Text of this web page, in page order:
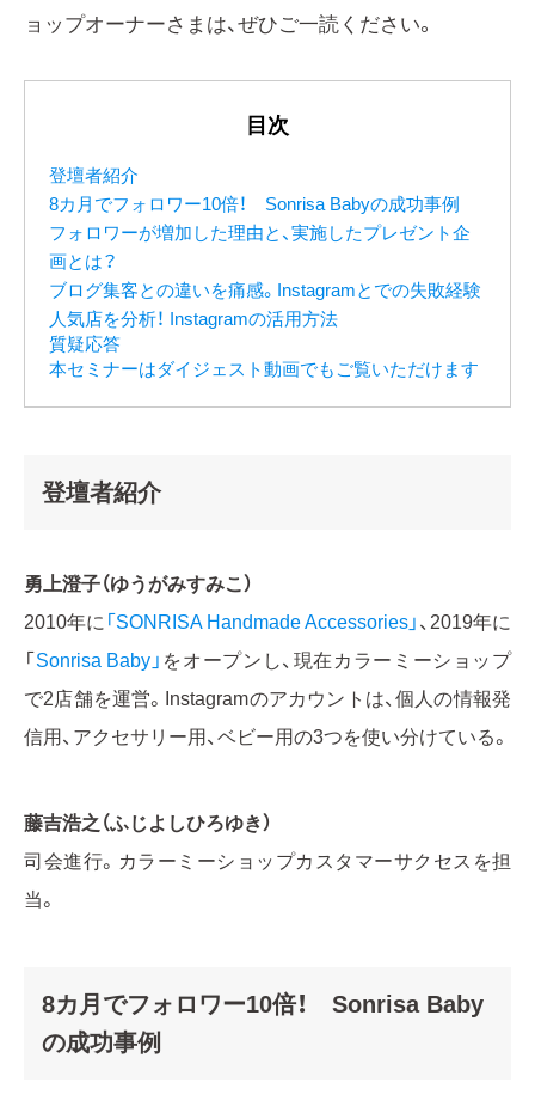
ョップオーナーさまは、ぜひご一読ください。
目次
登壇者紹介
8カ月でフォロワー10倍！ Sonrisa Babyの成功事例
フォロワーが増加した理由と、実施したプレゼント企
画とは？
ブログ集客との違いを痛感。Instagramとでの失敗経験
人気店を分析！ Instagramの活用方法
質疑応答
本セミナーはダイジェスト動画でもご覧いただけます
登壇者紹介
勇上澄子（ゆうがみすみこ）
2010年に 「SONRISA Handmade Accessories」 ​、2019年に
「 Sonrisa Baby」 をオープンし、現在カラーミーショップ
で2店舗を運営。Instagramのアカウントは、個人の情報発
信用、アクセサリー用、ベビー用の3つを使い分けている。
藤吉浩之（ふじよしひろゆき）
司会進行。カラーミーショップカスタマーサクセスを担
当。
8カ月でフォロワー10倍！ Sonrisa Baby
の成功事例